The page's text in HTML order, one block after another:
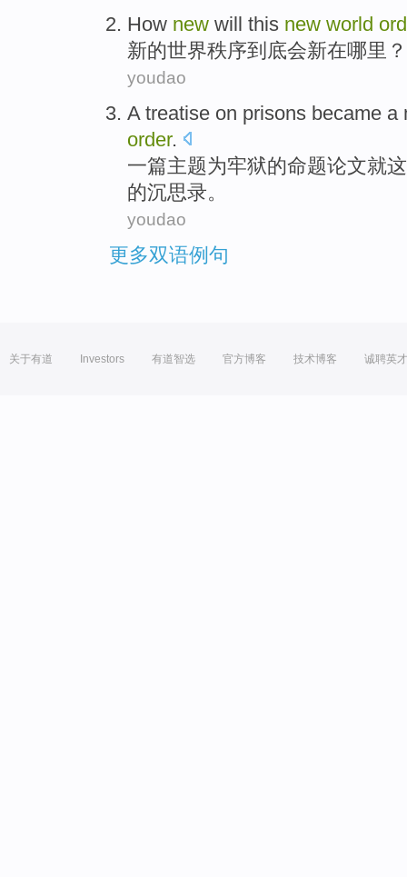
How new will this new world
新的世界秩序到底会新在哪里？
youdao
A treatise on prisons became a
order.
一篇主题为牢狱的命题论文就
的沉思录。
youdao
更多双语例句
关于有道 Investors 有道智选 官方博客 技术博客 诚聘英才